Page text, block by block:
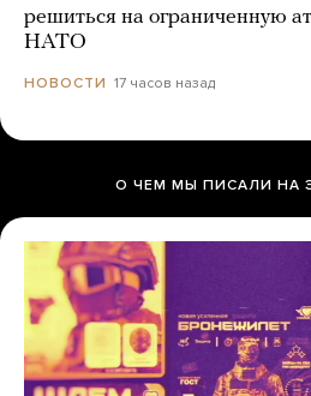
решиться на ограниченную
НАТО
НОВОСТИ 17 часов назад
О ЧЕМ МЫ ПИСАЛИ НА